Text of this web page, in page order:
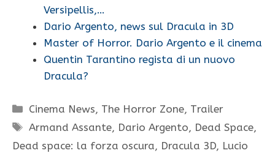
Versipellis,…
Dario Argento, news sul Dracula in 3D
Master of Horror. Dario Argento e il cinema
Quentin Tarantino regista di un nuovo
Dracula?
Categorie
Cinema News, The Horror Zone, Trailer
Tag
Armand Assante, Dario Argento, Dead Space,
Dead space: la forza oscura, Dracula 3D, Lucio